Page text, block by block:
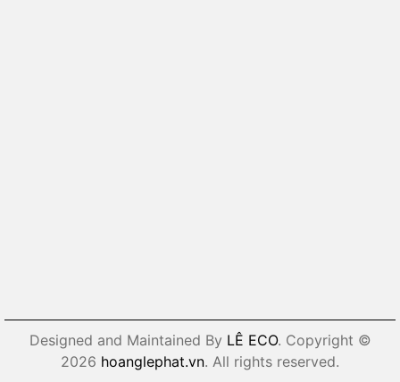
Designed and Maintained By LÊ ECO. Copyright ©
2026 hoanglephat.vn. All rights reserved.